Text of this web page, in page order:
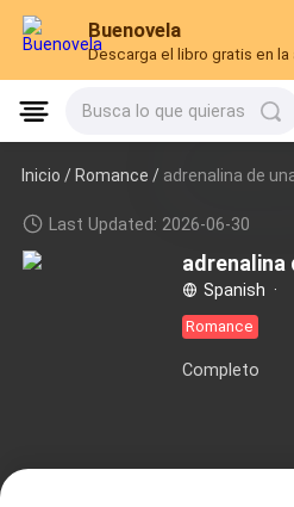
Buenovela
Descarga el libro gratis en la
Busca lo que quieras
Inicio /Romance / adrenalina de
Last Updated: 2026-06-30
adrenalina
Spanish ·
Romance
Completo